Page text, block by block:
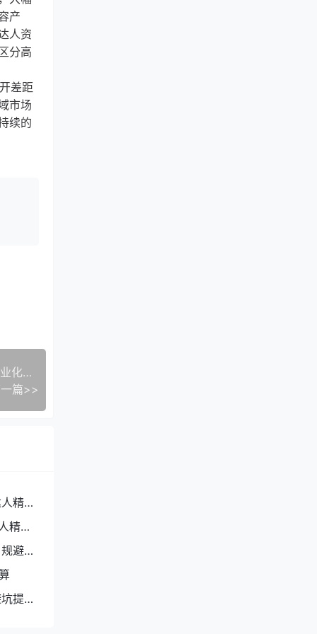
产
人资
分高
差距
市场
续的
TikTok达人全维度解析：分层属性、价值逻辑与商业化适配体系
篇>>
精细
精细
避合
提投